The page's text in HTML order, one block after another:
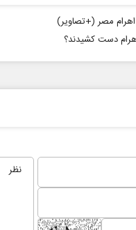
مصر (+تصاویر)
دست کشیدند؟